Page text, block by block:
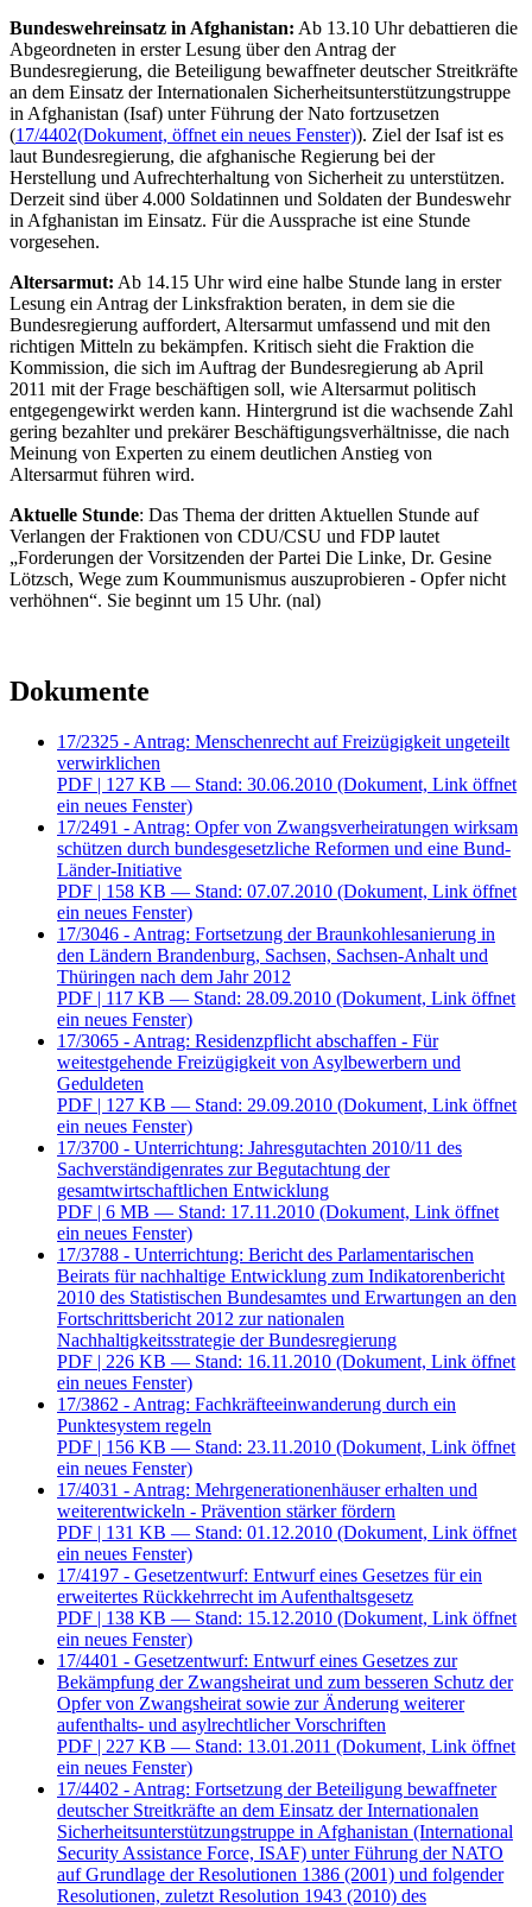
Bundeswehreinsatz in Afghanistan: Ab 13.10 Uhr debattieren die
Abgeordneten in erster Lesung über den Antrag der
Bundesregierung, die Beteiligung bewaffneter deutscher Streitkräfte
an dem Einsatz der Internationalen Sicherheitsunterstützungstruppe
in Afghanistan (Isaf) unter Führung der Nato fortzusetzen
(17/4402(Dokument, öffnet ein neues Fenster)). Ziel der Isaf ist es
laut Bundesregierung, die afghanische Regierung bei der
Herstellung und Aufrechterhaltung von Sicherheit zu unterstützen.
Derzeit sind über 4.000 Soldatinnen und Soldaten der Bundeswehr
in Afghanistan im Einsatz. Für die Aussprache ist eine Stunde
vorgesehen.
Altersarmut: Ab 14.15 Uhr wird eine halbe Stunde lang in erster
Lesung ein Antrag der Linksfraktion beraten, in dem sie die
Bundesregierung auffordert, Altersarmut umfassend und mit den
richtigen Mitteln zu bekämpfen. Kritisch sieht die Fraktion die
Kommission, die sich im Auftrag der Bundesregierung ab April
2011 mit der Frage beschäftigen soll, wie Altersarmut politisch
entgegengewirkt werden kann. Hintergrund ist die wachsende Zahl
gering bezahlter und prekärer Beschäftigungsverhältnisse, die nach
Meinung von Experten zu einem deutlichen Anstieg von
Altersarmut führen wird.
Aktuelle Stunde: Das Thema der dritten Aktuellen Stunde auf
Verlangen der Fraktionen von CDU/CSU und FDP lautet
„Forderungen der Vorsitzenden der Partei Die Linke, Dr. Gesine
Lötzsch, Wege zum Koummunismus auszuprobieren - Opfer nicht
verhöhnen“. Sie beginnt um 15 Uhr. (nal)
Dokumente
17/2325 - Antrag: Menschenrecht auf Freizügigkeit ungeteilt
verwirklichen
PDF | 127 KB — Stand: 30.06.2010 (Dokument, Link öffnet
ein neues Fenster)
17/2491 - Antrag: Opfer von Zwangsverheiratungen wirksam
schützen durch bundesgesetzliche Reformen und eine Bund-
Länder-Initiative
PDF | 158 KB — Stand: 07.07.2010 (Dokument, Link öffnet
ein neues Fenster)
17/3046 - Antrag: Fortsetzung der Braunkohlesanierung in
den Ländern Brandenburg, Sachsen, Sachsen-Anhalt und
Thüringen nach dem Jahr 2012
PDF | 117 KB — Stand: 28.09.2010 (Dokument, Link öffnet
ein neues Fenster)
17/3065 - Antrag: Residenzpflicht abschaffen - Für
weitestgehende Freizügigkeit von Asylbewerbern und
Geduldeten
PDF | 127 KB — Stand: 29.09.2010 (Dokument, Link öffnet
ein neues Fenster)
17/3700 - Unterrichtung: Jahresgutachten 2010/11 des
Sachverständigenrates zur Begutachtung der
gesamtwirtschaftlichen Entwicklung
PDF | 6 MB — Stand: 17.11.2010 (Dokument, Link öffnet
ein neues Fenster)
17/3788 - Unterrichtung: Bericht des Parlamentarischen
Beirats für nachhaltige Entwicklung zum Indikatorenbericht
2010 des Statistischen Bundesamtes und Erwartungen an den
Fortschrittsbericht 2012 zur nationalen
Nachhaltigkeitsstrategie der Bundesregierung
PDF | 226 KB — Stand: 16.11.2010 (Dokument, Link öffnet
ein neues Fenster)
17/3862 - Antrag: Fachkräfteeinwanderung durch ein
Punktesystem regeln
PDF | 156 KB — Stand: 23.11.2010 (Dokument, Link öffnet
ein neues Fenster)
17/4031 - Antrag: Mehrgenerationenhäuser erhalten und
weiterentwickeln - Prävention stärker fördern
PDF | 131 KB — Stand: 01.12.2010 (Dokument, Link öffnet
ein neues Fenster)
17/4197 - Gesetzentwurf: Entwurf eines Gesetzes für ein
erweitertes Rückkehrrecht im Aufenthaltsgesetz
PDF | 138 KB — Stand: 15.12.2010 (Dokument, Link öffnet
ein neues Fenster)
17/4401 - Gesetzentwurf: Entwurf eines Gesetzes zur
Bekämpfung der Zwangsheirat und zum besseren Schutz der
Opfer von Zwangsheirat sowie zur Änderung weiterer
aufenthalts- und asylrechtlicher Vorschriften
PDF | 227 KB — Stand: 13.01.2011 (Dokument, Link öffnet
ein neues Fenster)
17/4402 - Antrag: Fortsetzung der Beteiligung bewaffneter
deutscher Streitkräfte an dem Einsatz der Internationalen
Sicherheitsunterstützungstruppe in Afghanistan (International
Security Assistance Force, ISAF) unter Führung der NATO
auf Grundlage der Resolutionen 1386 (2001) und folgender
Resolutionen, zuletzt Resolution 1943 (2010) des